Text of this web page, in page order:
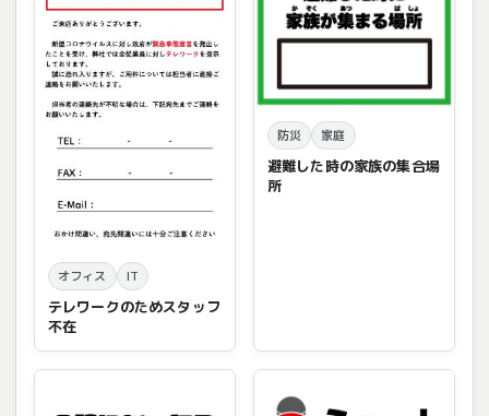
オフィス IT
テレワークのためスタッフ
不在
防災 家庭
避難した時の家族の集合場
所